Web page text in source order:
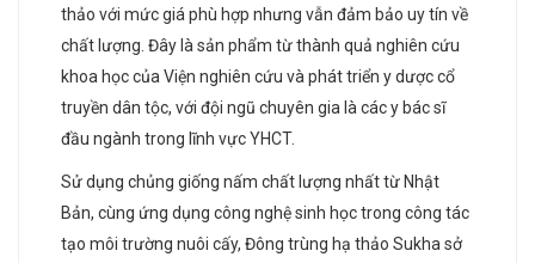
thảo với mức giá phù hợp nhưng vẫn đảm bảo uy tín về
chất lượng. Đây là sản phẩm từ thành quả nghiên cứu
khoa học của Viện nghiên cứu và phát triển y dược cổ
truyền dân tộc, với đội ngũ chuyên gia là các y bác sĩ
đầu ngành trong lĩnh vực YHCT.
Sử dụng chủng giống nấm chất lượng nhất từ Nhật
Bản, cùng ứng dụng công nghệ sinh học trong công tác
tạo môi trường nuôi cấy, Đông trùng hạ thảo Sukha sở